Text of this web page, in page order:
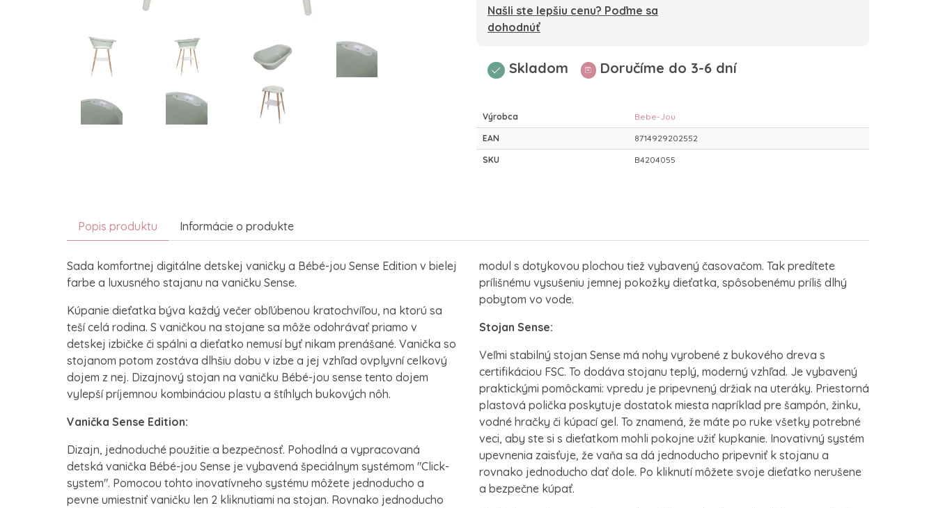
Našli ste lepšiu cenu? Poďme sa
dohodnúť
Skladom Doručíme do 3-6 dní
Výrobca Bebe-Jou
EAN 8714929202552
SKU B4204055
Popis produktu Informácie o produkte
Sada komfortnej digitálne detskej vaničky a Bébé-jou Sense Edition v bielej
farbe a luxusného stajanu na vaničku Sense.
Kúpanie dieťatka býva každý večer obľúbenou kratochvíľou, na ktorú sa
teší celá rodina. S vaničkou na stojane sa môže odohrávať priamo v
detskej izbičke či spálni a dieťatko nemusí byť nikam prenášané. Vanička so
stojanom potom zostáva dlhšiu dobu v izbe a jej vzhľad ovplyvní celkový
dojem z nej. Dizajnový stojan na vaničku Bébé-jou sense tento dojem
vylepší príjemnou kombináciou plastu a štíhlych bukových nôh.
Vanička Sense Edition:
Dizajn, jednoduché použitie a bezpečnosť. Pohodlná a vypracovaná
detská vanička Bébé-jou Sense je vybavená špeciálnym systémom "Click-
system". Pomocou tohto inovatívneho systému môžete jednoducho a
pevne umiestniť vaničku len 2 kliknutiami na stojan. Rovnako jednoducho
modul s dotykovou plochou tiež vybavený časovačom. Tak predítete
prílišnému vysušeniu jemnej pokožky dieťatka, spôsobenému príliš dlhý
pobytom vo vode.
Stojan Sense:
Veľmi stabilný stojan Sense má nohy vyrobené z bukového dreva s
certifikáciou FSC. To dodáva stojanu teplý, moderný vzhľad. Je vybavený
praktickými pomôckami: vpredu je pripevnený držiak na uteráky. Priestorná
plastová polička poskytuje dostatok miesta napríklad pre šampón, žinku,
vodné hračky či kúpací gel. To znamená, že máte po ruke všetky potrebné
veci, aby ste si s dieťatkom mohli pokojne užiť kupkanie. Inovativný systém
upevnenia zaisťuje, že vaňa sa dá jednoducho pripevniť k stojanu a
rovnako jednoducho dať dole. Po kliknutí môžete svoje dieťatko nerušene
a bezpečne kúpať.